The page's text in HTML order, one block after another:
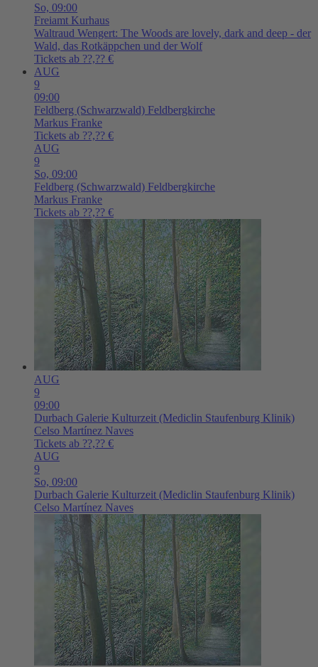
So, 09:00
Freiamt Kurhaus
Waltraud Wengert: The Woods are lovely, dark and deep - der
Wald, das Rotkäppchen und der Wolf
Tickets ab ??,?? €
AUG
9
09:00
Feldberg (Schwarzwald) Feldbergkirche
Markus Franke
Tickets ab ??,?? €
AUG
9
So, 09:00
Feldberg (Schwarzwald) Feldbergkirche
Markus Franke
Tickets ab ??,?? €
AUG
9
09:00
Durbach Galerie Kulturzeit (Mediclin Staufenburg Klinik)
Celso Martínez Naves
Tickets ab ??,?? €
AUG
9
So, 09:00
Durbach Galerie Kulturzeit (Mediclin Staufenburg Klinik)
Celso Martínez Naves